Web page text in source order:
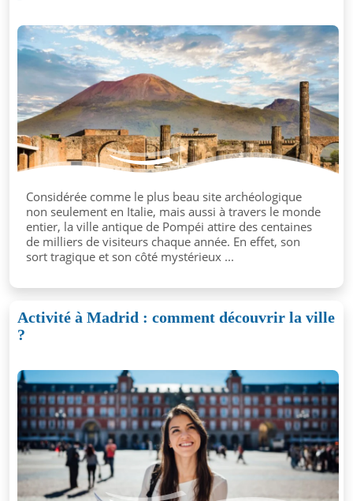
Considérée comme le plus beau site archéologique
non seulement en Italie, mais aussi à travers le monde
entier, la ville antique de Pompéi attire des centaines
de milliers de visiteurs chaque année. En effet, son
sort tragique et son côté mystérieux ...
Activité à Madrid : comment découvrir la ville
?